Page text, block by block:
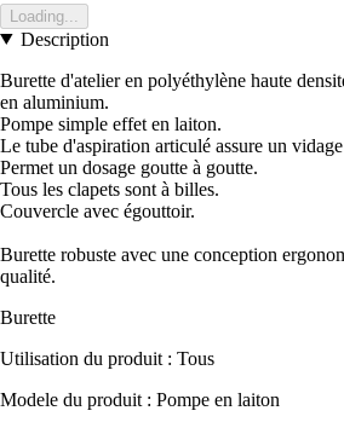
Loading...
Description
Burette d'atelier en polyéthylène haute
en aluminium.
Pompe simple effet en laiton.
Le tube d'aspiration articulé assure un
Permet un dosage goutte à goutte.
Tous les clapets sont à billes.
Couvercle avec égouttoir.
Burette robuste avec une conception
qualité.
Burette
Utilisation du produit : Tous
Modele du produit : Pompe en laiton